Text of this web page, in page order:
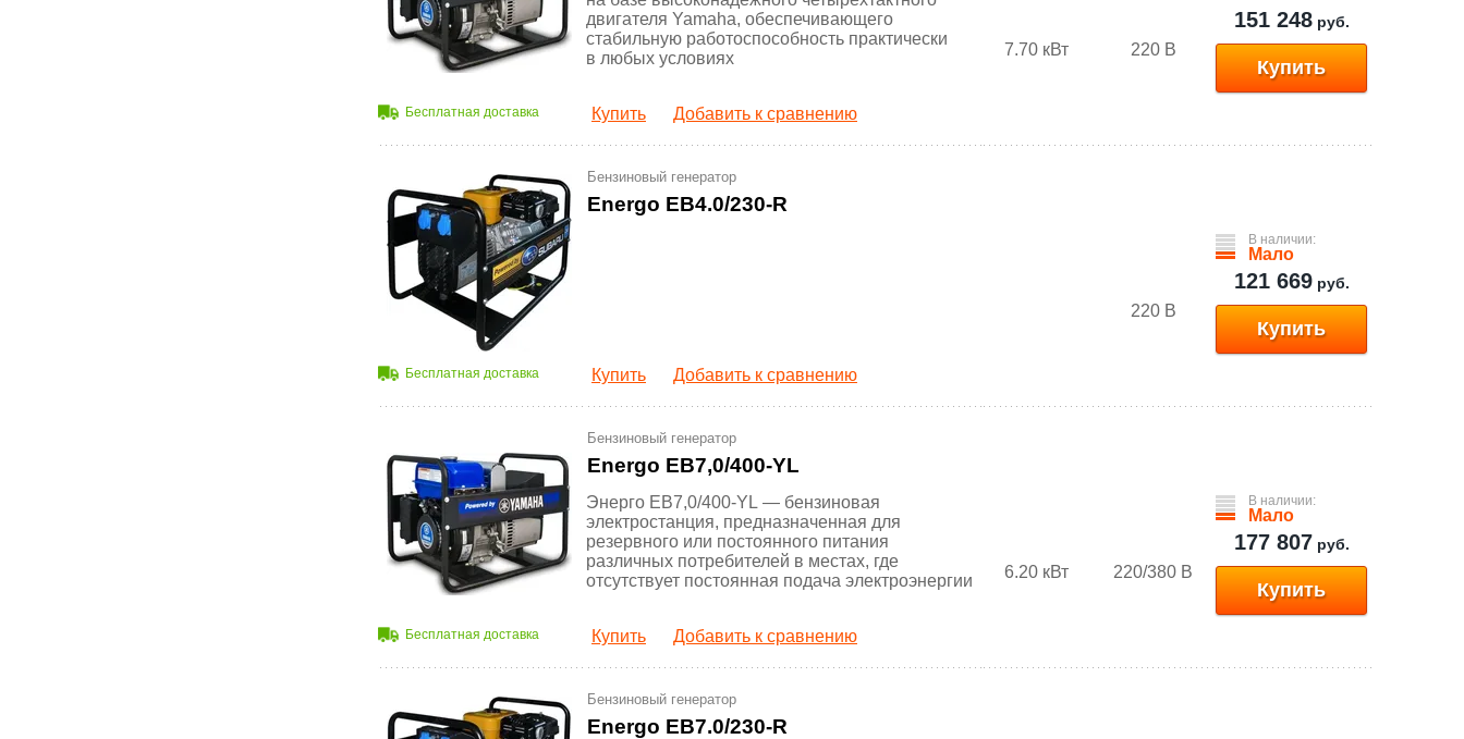
Бесплатная доставка
двигателя Yamaha, обеспечивающего
стабильную работоспособность практически
в любых условиях
Купить Добавить к сравнению
7.70 кВт 220 В
151 248руб.
Купить
Бесплатная доставка
Бензиновый генератор
Energo EB4.0/230-R
Купить Добавить к сравнению
220 В
В наличии:
Мало
121 669руб.
Купить
Бесплатная доставка
Бензиновый генератор
Energo EB7,0/400-YL
Энерго EB7,0/400-YL — бензиновая
электростанция, предназначенная для
резервного или постоянного питания
различных потребителей в местах, где
отсутствует постоянная подача электроэнергии
Купить Добавить к сравнению
6.20 кВт 220/380 В
В наличии:
Мало
177 807 руб.
Купить
Бензиновый генератор
Energo EB7.0/230-R